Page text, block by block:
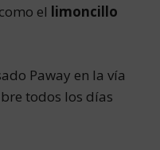
el limoncillo
Paway en la vía
todos los días